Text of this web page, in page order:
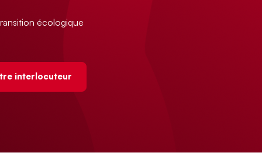
écologique
interlocuteur